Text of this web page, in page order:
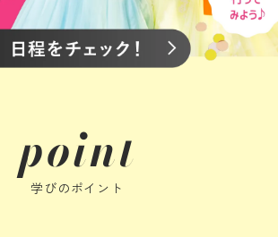
point
学びのポイント